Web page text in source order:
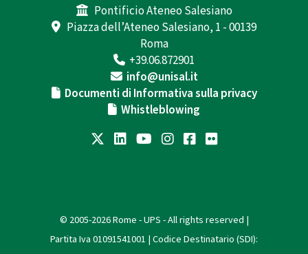
Pontificio Ateneo Salesiano
Piazza dell’Ateneo Salesiano, 1 - 00139
Roma
+39.06.872901
info@unisal.it
Documenti di Informativa sulla privacy
Whistleblowing
© 2005-2026 Rome - UPS - All rights reserved |
Partita Iva 01091541001 | Codice Destinatario (SDI):